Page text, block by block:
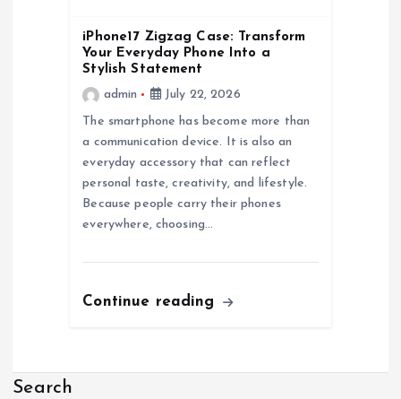
iPhone17 Zigzag Case: Transform
Your Everyday Phone Into a
Stylish Statement
admin
July 22, 2026
The smartphone has become more than
a communication device. It is also an
everyday accessory that can reflect
personal taste, creativity, and lifestyle.
Because people carry their phones
everywhere, choosing…
Continue reading
Search